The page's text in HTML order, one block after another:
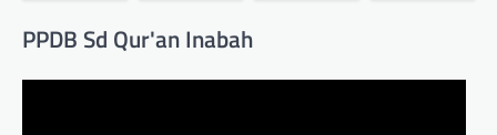
PPDB Sd Qur'an Inabah